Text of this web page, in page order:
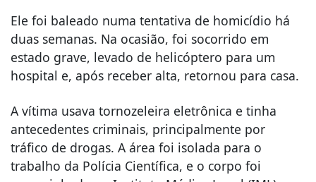
Ele foi baleado numa tentativa de homicídio há
duas semanas. Na ocasião, foi socorrido em
estado grave, levado de helicóptero para um
hospital e, após receber alta, retornou para casa.
A vítima usava tornozeleira eletrônica e tinha
antecedentes criminais, principalmente por
tráfico de drogas. A área foi isolada para o
trabalho da Polícia Científica, e o corpo foi